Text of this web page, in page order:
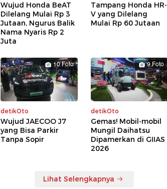
Wujud Honda BeAT
Dilelang Mulai Rp 3
Jutaan, Ngurus Balik
Nama Nyaris Rp 2
Juta
Tampang Honda HR-
V yang Dilelang
Mulai Rp 60 Jutaan
10 Foto
detikOto
Wujud JAECOO J7
yang Bisa Parkir
Tanpa Sopir
9 Foto
detikOto
Gemas! Mobil-mobil
Mungil Daihatsu
Dipamerkan di GIIAS
2026
Lihat Selengkapnya